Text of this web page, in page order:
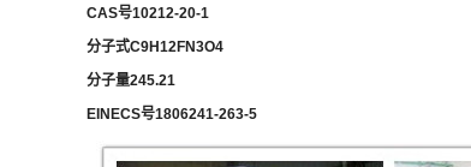
CAS号10212-20-1
分子式C9H12FN3O4
分子量245.21
EINECS号1806241-263-5